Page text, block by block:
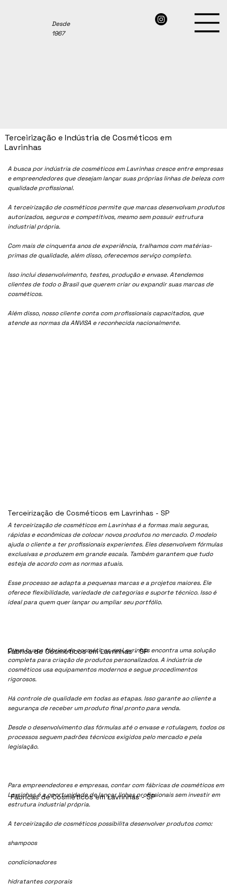
Desde
1967
A busca por indústria de cosméticos emLavrinhascresce entre empresas
e empreendedores que desejam lançar suas próprias linhas de beleza com
qualidade profissional.
A terceirização de cosméticos permite que marcas desenvolvam produtos
autorizados, seguros e competitivos, mesmo sem possuir estrutura
industrial própria.
Com mais de cinquenta anos de experiência, tralhamos com matérias-
primas de qualidade, além disso, oferecemos serviço completo.
Isso inclui desenvolvimento, testes, produção e envase. Atendemos
clientes de todo o Brasil que querem criar ou expandir suas marcas de
cosméticos.
Além disso, nosso cliente conta com profissionais capacitados, que
atende as normas da ANVISA e reconhecida nacionalmente.
A terceirização de cosméticos em Lavrinhas é a formas mais seguras,
rápidas e econômicas de colocar novos produtos no mercado. O modelo
ajuda o cliente a ter profissionais experientes. Eles desenvolvem fórmulas
exclusivas e produzem em grande escala. Também garantem que tudo
esteja de acordo com as normas atuais.
Esse processo se adapta a pequenas marcas e a projetos maiores. Ele
oferece flexibilidade, variedade de categorias e suporte técnico. Isso é
ideal para quem quer lançar ou ampliar seu portfólio.
Quem busca fábrica de cosméticos em Lavrinhas encontra uma solução
completa para criação de produtos personalizados. A indústria de
cosméticos usa equipamentos modernos e segue procedimentos
rigorosos.
Há controle de qualidade em todas as etapas. Isso garante ao cliente a
segurança de receber um produto final pronto para venda.
Desde o desenvolvimento das fórmulas até o envase e rotulagem, todos os
processos seguem padrões técnicos exigidos pelo mercado e pela
legislação.
Para empreendedores e empresas, contar com fábricas de cosméticos em
Lavrinhas é a oportunidade de lançar linhas profissionais sem investir em
estrutura industrial própria.
A terceirização de cosméticos possibilita desenvolver produtos como:
shampoos
condicionadores
hidratantes corporais
Terceirização e Indústria de Cosméticos em
Lavrinhas
Fábrica de Cosméticos em Lavrinhas - SP
Terceirização de Cosméticos em Lavrinhas - SP
Fábricas de Cosméticos em Lavrinhas - SP